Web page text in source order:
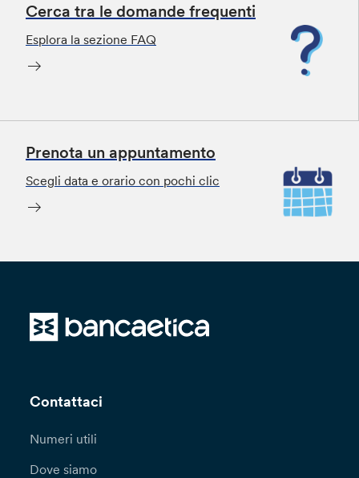
Cerca tra le domande frequenti
Esplora la sezione FAQ
Prenota un appuntamento
Scegli data e orario con pochi clic
Contattaci
Numeri utili
Dove siamo